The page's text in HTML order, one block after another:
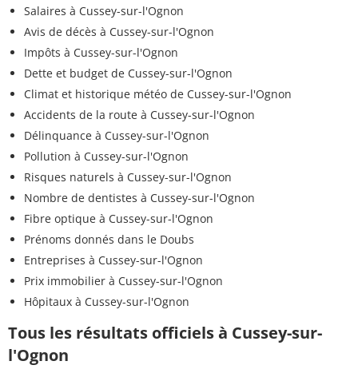
Salaires à Cussey-sur-l'Ognon
Avis de décès à Cussey-sur-l'Ognon
Impôts à Cussey-sur-l'Ognon
Dette et budget de Cussey-sur-l'Ognon
Climat et historique météo de Cussey-sur-l'Ognon
Accidents de la route à Cussey-sur-l'Ognon
Délinquance à Cussey-sur-l'Ognon
Pollution à Cussey-sur-l'Ognon
Risques naturels à Cussey-sur-l'Ognon
Nombre de dentistes à Cussey-sur-l'Ognon
Fibre optique à Cussey-sur-l'Ognon
Prénoms donnés dans le Doubs
Entreprises à Cussey-sur-l'Ognon
Prix immobilier à Cussey-sur-l'Ognon
Hôpitaux à Cussey-sur-l'Ognon
Tous les résultats officiels à Cussey-sur-
l'Ognon